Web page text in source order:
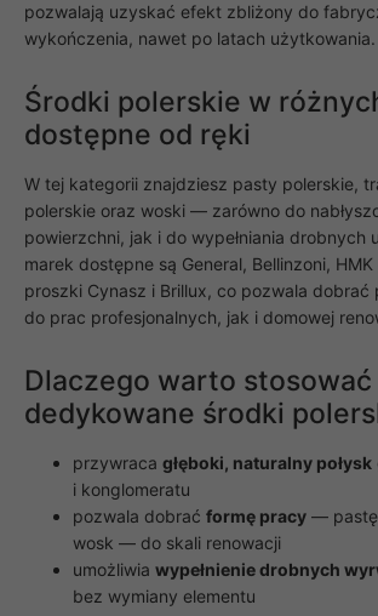
pozwalają uzyskać efekt zbliżony do
wykończenia, nawet po latach użytkowania.
Środki polerskie w
dostępne od ręki
W tej kategorii znajdziesz pasty polerskie,
polerskie oraz woski — zarówno do
powierzchni, jak i do wypełniania drobnych
marek dostępne są General, Bellinzoni,
proszki Cynasz i Brillux, co pozwala dobrać
do prac profesjonalnych, jak i domowej
Dlaczego warto stosować
dedykowane środki
przywraca głęboki, naturalny połysk
i konglomeratu
pozwala dobrać formę pracy —
wosk — do skali renowacji
umożliwia wypełnienie drobnych
bez wymiany elementu
i strukturę
na
tego, jak
strona
używana.
działała
najlepiej
twojego
te pliki
znikną